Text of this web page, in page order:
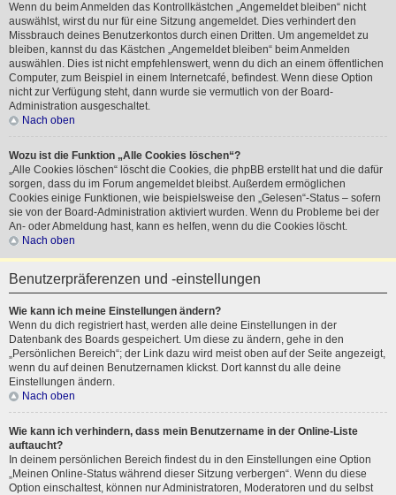
Wenn du beim Anmelden das Kontrollkästchen „Angemeldet bleiben“ nicht
auswählst, wirst du nur für eine Sitzung angemeldet. Dies verhindert den
Missbrauch deines Benutzerkontos durch einen Dritten. Um angemeldet zu
bleiben, kannst du das Kästchen „Angemeldet bleiben“ beim Anmelden
auswählen. Dies ist nicht empfehlenswert, wenn du dich an einem öffentlichen
Computer, zum Beispiel in einem Internetcafé, befindest. Wenn diese Option
nicht zur Verfügung steht, dann wurde sie vermutlich von der Board-
Administration ausgeschaltet.
Nach oben
Wozu ist die Funktion „Alle Cookies löschen“?
„Alle Cookies löschen“ löscht die Cookies, die phpBB erstellt hat und die dafür
sorgen, dass du im Forum angemeldet bleibst. Außerdem ermöglichen
Cookies einige Funktionen, wie beispielsweise den „Gelesen“-Status – sofern
sie von der Board-Administration aktiviert wurden. Wenn du Probleme bei der
An- oder Abmeldung hast, kann es helfen, wenn du die Cookies löscht.
Nach oben
Benutzerpräferenzen und -einstellungen
Wie kann ich meine Einstellungen ändern?
Wenn du dich registriert hast, werden alle deine Einstellungen in der
Datenbank des Boards gespeichert. Um diese zu ändern, gehe in den
„Persönlichen Bereich“; der Link dazu wird meist oben auf der Seite angezeigt,
wenn du auf deinen Benutzernamen klickst. Dort kannst du alle deine
Einstellungen ändern.
Nach oben
Wie kann ich verhindern, dass mein Benutzername in der Online-Liste
auftaucht?
In deinem persönlichen Bereich findest du in den Einstellungen eine Option
„Meinen Online-Status während dieser Sitzung verbergen“. Wenn du diese
Option einschaltest, können nur Administratoren, Moderatoren und du selbst